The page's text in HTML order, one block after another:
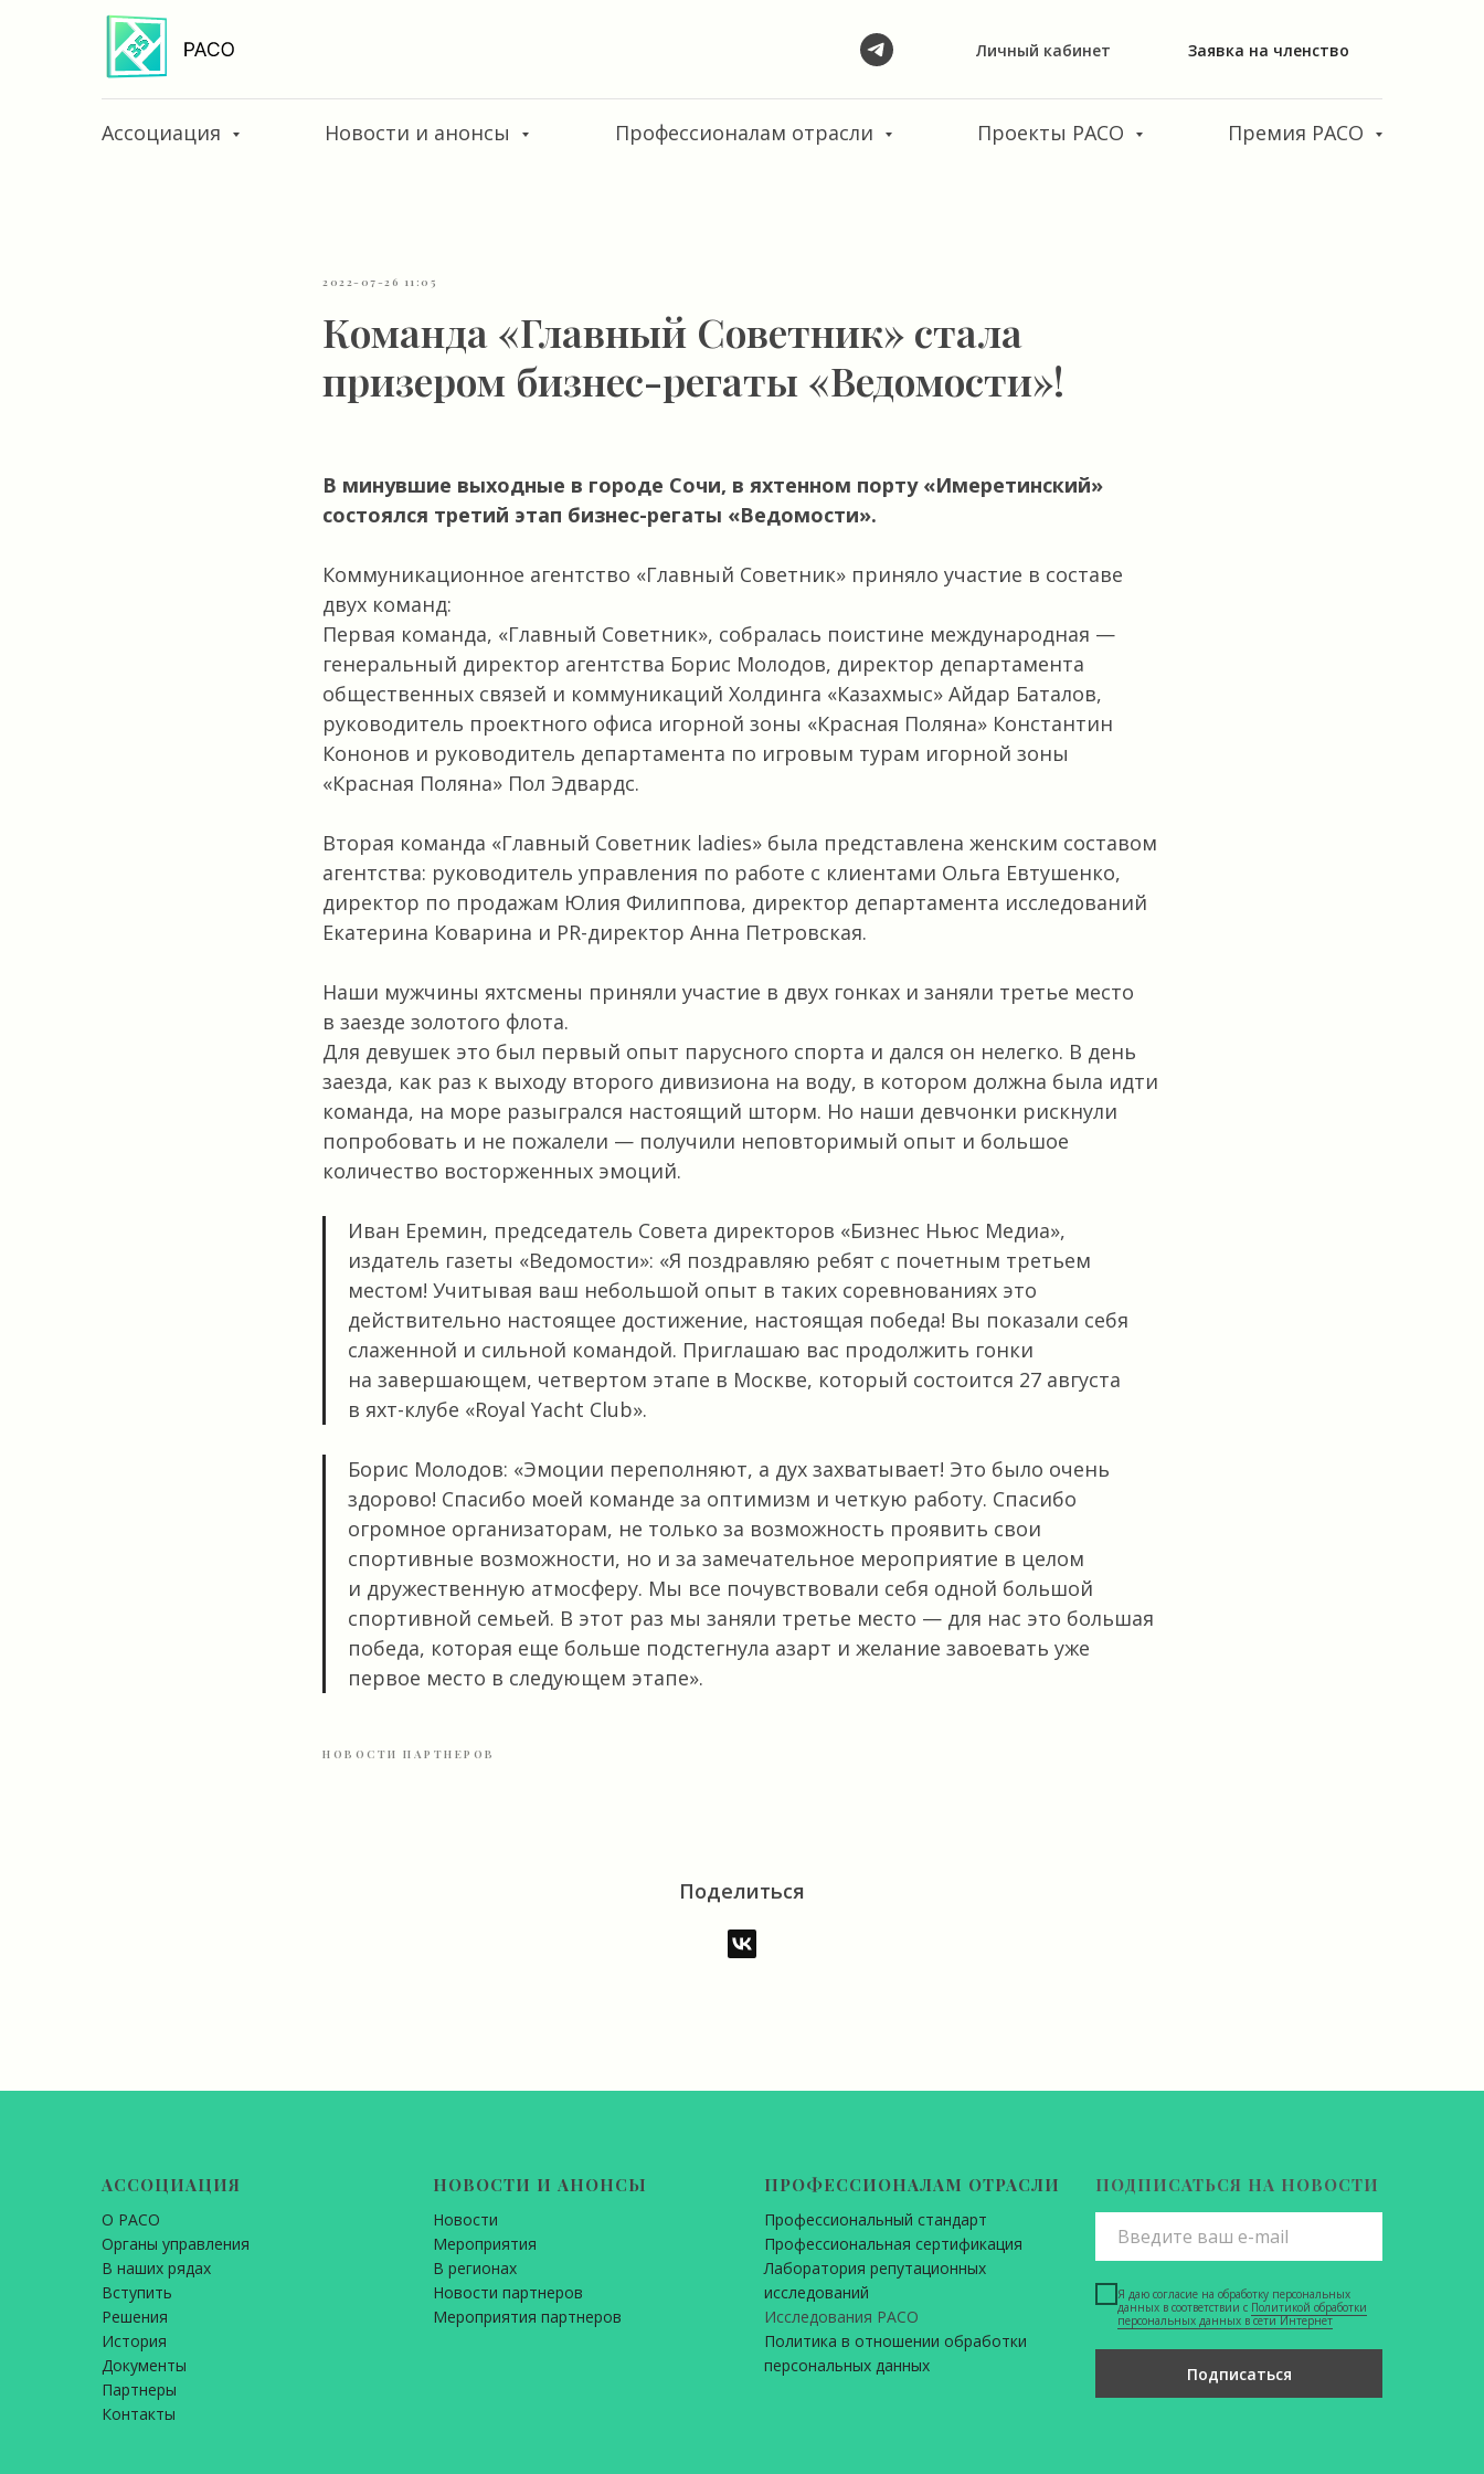
Личный кабинет Заявка на членство
Ассоциация Новости и анонсы Профессионалам отрасли Проекты РАСО Премия РАСО
2022-07-26 11:05
Команда «Главный Советник» стала
призером бизнес-регаты «Ведомости»!
В минувшие выходные в городе Сочи, в яхтенном порту «Имеретинский»
состоялся третий этап бизнес-регаты «Ведомости».
Коммуникационное агентство «Главный Советник» приняло участие в составе
двух команд:
Первая команда, «Главный Советник», собралась поистине международная —
генеральный директор агентства Борис Молодов, директор департамента
общественных связей и коммуникаций Холдинга «Казахмыс» Айдар Баталов,
руководитель проектного офиса игорной зоны «Красная Поляна» Константин
Кононов и руководитель департамента по игровым турам игорной зоны
«Красная Поляна» Пол Эдвардс.
Вторая команда «Главный Советник ladies» была представлена женским составом
агентства: руководитель управления по работе с клиентами Ольга Евтушенко,
директор по продажам Юлия Филиппова, директор департамента исследований
Екатерина Коварина и PR-директор Анна Петровская.
Наши мужчины яхтсмены приняли участие в двух гонках и заняли третье место
в заезде золотого флота.
Для девушек это был первый опыт парусного спорта и дался он нелегко. В день
заезда, как раз к выходу второго дивизиона на воду, в котором должна была идти
команда, на море разыгрался настоящий шторм. Но наши девчонки рискнули
попробовать и не пожалели — получили неповторимый опыт и большое
количество восторженных эмоций.
Иван Еремин, председатель Совета директоров «Бизнес Ньюс Медиа»,
издатель газеты «Ведомости»: «Я поздравляю ребят с почетным третьем
местом! Учитывая ваш небольшой опыт в таких соревнованиях это
действительно настоящее достижение, настоящая победа! Вы показали себя
слаженной и сильной командой. Приглашаю вас продолжить гонки
на завершающем, четвертом этапе в Москве, который состоится 27 августа
в яхт-клубе «Royal Yacht Club».
Борис Молодов: «Эмоции переполняют, а дух захватывает! Это было очень
здорово! Спасибо моей команде за оптимизм и четкую работу. Спасибо
огромное организаторам, не только за возможность проявить свои
спортивные возможности, но и за замечательное мероприятие в целом
и дружественную атмосферу. Мы все почувствовали себя одной большой
спортивной семьей. В этот раз мы заняли третье место — для нас это большая
победа, которая еще больше подстегнула азарт и желание завоевать уже
первое место в следующем этапе».
НОВОСТИ ПАРТНЕРОВ
Поделиться
АССОЦИАЦИЯ
О РАСО
Органы управления
В наших рядах
Вступить
Решения
История
Документы
Партнеры
Контакты
НОВОСТИ И АНОНСЫ
Новости
Мероприятия
В регионах
Новости партнеров
Мероприятия партнеров
ПРОФЕССИОНАЛАМ ОТРАСЛИ
Профессиональный стандарт
Профессиональная сертификация
Лаборатория репутационных
исследований
Исследования РАСО
Политика в отношении обработки
персональных данных
Я даю согласие на обработку персональных
данных в соответствии с Политикой обработки
персональных данных в сети Интернет
Подписаться
ПОДПИСАТЬСЯ НА НОВОСТИ